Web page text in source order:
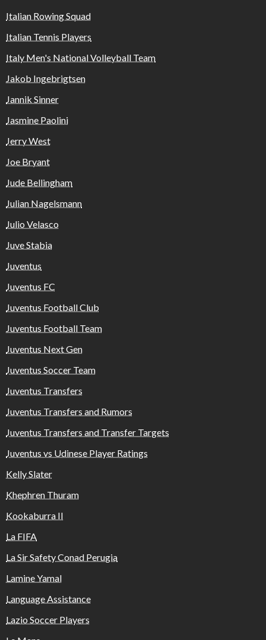
Italian Rowing Squad
Italian Tennis Players
Italy Men's National Volleyball Team
Jakob Ingebrigtsen
Jannik Sinner
Jasmine Paolini
Jerry West
Joe Bryant
Jude Bellingham
Julian Nagelsmann
Julio Velasco
Juve Stabia
Juventus
Juventus FC
Juventus Football Club
Juventus Football Team
Juventus Next Gen
Juventus Soccer Team
Juventus Transfers
Juventus Transfers and Rumors
Juventus Transfers and Transfer Targets
Juventus vs Udinese Player Ratings
Kelly Slater
Khephren Thuram
Kookaburra II
La FIFA
La Sir Safety Conad Perugia
Lamine Yamal
Language Assistance
Lazio Soccer Players